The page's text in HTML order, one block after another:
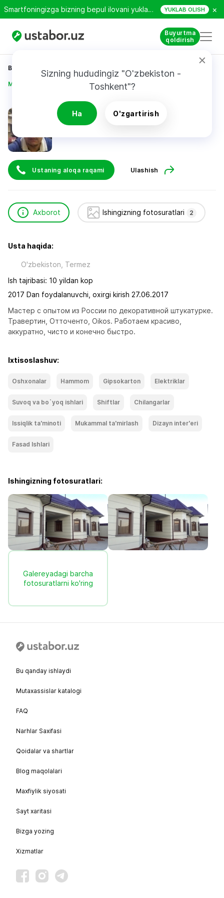
Smartfoningizga bizning bepul ilovani yuklab oling! YUKLAB OLISH ×
Buyurtma
qoldirish
Sizning hududingiz "O'zbekiston -
Toshkent"?
Ha O'zgartirish
Bosh sahifa
Мардаев Чоршанби
Мардаев Чоршанби
Ustaning aloqa raqami Ulashish
Axborot Ishingizning fotosuratlari 2
Usta haqida:
O'zbekiston, Termez
Ish tajribasi: 10 yildan kop
2017 Dan foydalanuvchi, oxirgi kirish 27.06.2017
Мастер с опытом из России по декоративной штукатурке.
Травертин, Отточенто, Oikos. Работаем красиво,
аккуратно, чисто и конечно быстро.
Ixtisoslashuv:
Oshxonalar Hammom Gipsokarton Elektriklar
Suvoq va bo`yoq ishlari Shiftlar Chilangarlar
Issiqlik ta'minoti Mukammal ta'mirlash Dizayn inter'eri
Fasad Ishlari
Ishingizning fotosuratlari:
Galereyadagi barcha
fotosuratlarni ko'ring
Bu qanday ishlaydi
Mutaxassislar katalogi
FAQ
Narhlar Saxifasi
Qoidalar va shartlar
Blog maqolalari
Maxfiylik siyosati
Sayt xaritasi
Bizga yozing
Xizmatlar